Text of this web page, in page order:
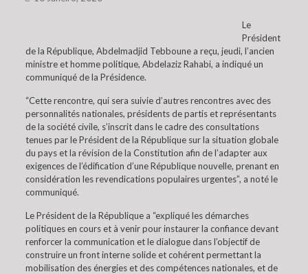
Le
Président
de la République, Abdelmadjid Tebboune a reçu, jeudi, l’ancien
ministre et homme politique, Abdelaziz Rahabi, a indiqué un
communiqué de la Présidence.
“Cette rencontre, qui sera suivie d’autres rencontres avec des
personnalités nationales, présidents de partis et représentants
de la société civile, s’inscrit dans le cadre des consultations
tenues par le Président de la République sur la situation globale
du pays et la révision de la Constitution afin de l’adapter aux
exigences de l’édification d’une République nouvelle, prenant en
considération les revendications populaires urgentes”, a noté le
communiqué.
Le Président de la République a “expliqué les démarches
politiques en cours et à venir pour instaurer la confiance devant
renforcer la communication et le dialogue dans l’objectif de
construire un front interne solide et cohérent permettant la
mobilisation des énergies et des compétences nationales, et de